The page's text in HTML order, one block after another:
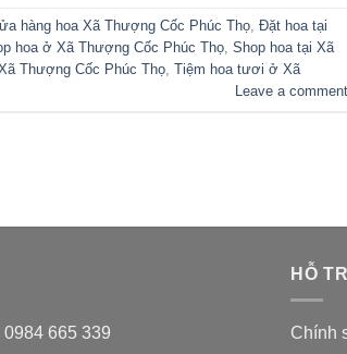
hàng hoa Xã Thượng Cốc Phúc Thọ, Đặt hoa tại
hoa ở Xã Thượng Cốc Phúc Thọ, Shop hoa tại Xã
Thượng Cốc Phúc Thọ, Tiệm hoa tươi ở Xã
Leave a comment
0984 665 339
HỖ
Chính